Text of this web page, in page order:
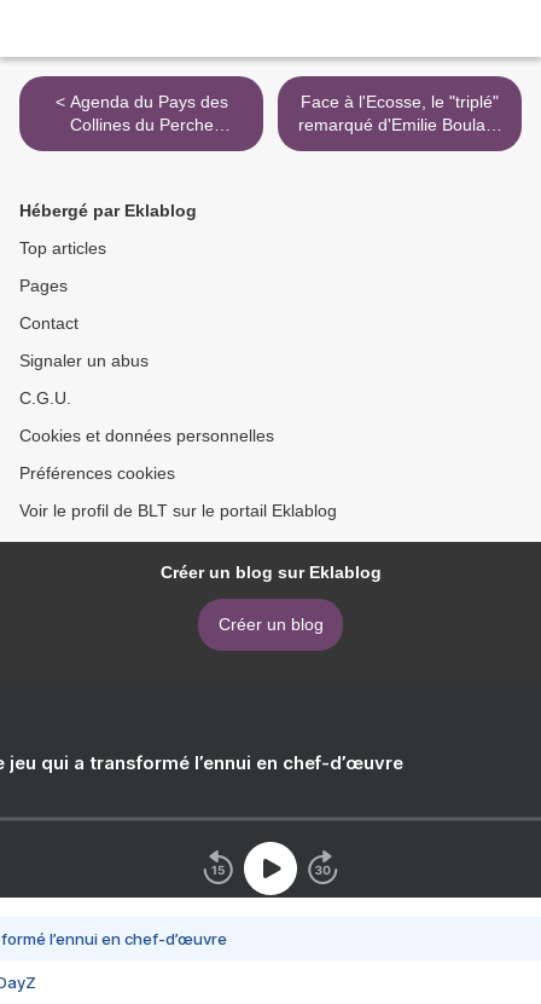
< Agenda du Pays des
Collines du Perche
Normand
Face à l'Ecosse, le "triplé"
remarqué d'Emilie Boulard
>
Hébergé par Eklablog
Top articles
Pages
Contact
Signaler un abus
C.G.U.
Cookies et données personnelles
Préférences cookies
Voir le profil de BLT sur le portail Eklablog
Créer un blog sur Eklablog
Créer un blog
jeu qui a transformé l’ennui en chef-d’œuvre
l’ennui en chef-d’œuvre